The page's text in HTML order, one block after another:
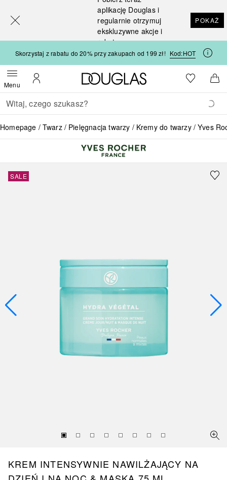
aplikację Douglas i
regularnie otrzymuj
ekskluzywne akcje i
rabaty
POKAŻ
Skorzystaj z rabatu do 20% przy zakupach od 199 zł! Kod:HOT
MenuOtwórz menuMoje konto
Strona główna Douglas
Do listyDo
Wracać
Wykonaj wyszukiwanie
Homepage Twarz Pielęgnacja twarzy Kremy do twarzy Yves
SALE
KREM INTENSYWNIE NAWILŻAJĄCY NA
[navigation.slideout.screenreader]